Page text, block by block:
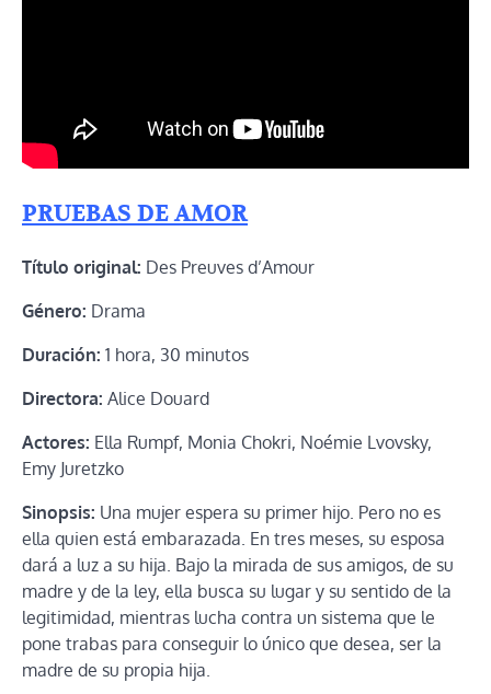
PRUEBAS DE AMOR
Título original: Des Preuves d’Amour
Género: Drama
Duración: 1 hora, 30 minutos
Directora: Alice Douard
Actores: Ella Rumpf, Monia Chokri, Noémie Lvovsky,
Emy Juretzko
Sinopsis: Una mujer espera su primer hijo. Pero no es
ella quien está embarazada. En tres meses, su esposa
dará a luz a su hija. Bajo la mirada de sus amigos, de su
madre y de la ley, ella busca su lugar y su sentido de la
legitimidad, mientras lucha contra un sistema que le
pone trabas para conseguir lo único que desea, ser la
madre de su propia hija.